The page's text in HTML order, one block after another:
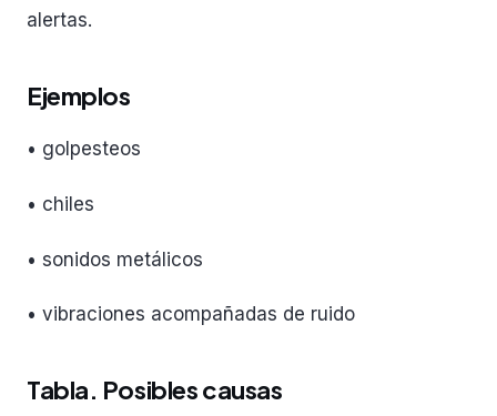
alertas.
Ejemplos
• golpesteos
• chiles
• sonidos metálicos
• vibraciones acompañadas de ruido
Tabla. Posibles causas